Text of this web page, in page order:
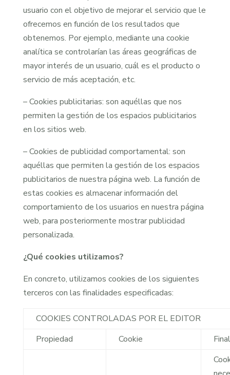
usuario con el objetivo de mejorar el servicio que le
ofrecemos en función de los resultados que
obtenemos. Por ejemplo, mediante una cookie
analítica se controlarían las áreas geográficas de
mayor interés de un usuario, cuál es el producto o
servicio de más aceptación, etc.
– Cookies publicitarias: son aquéllas que nos
permiten la gestión de los espacios publicitarios
en los sitios web.
– Cookies de publicidad comportamental: son
aquéllas que permiten la gestión de los espacios
publicitarios de nuestra página web. La función de
estas cookies es almacenar información del
comportamiento de los usuarios en nuestra página
web, para posteriormente mostrar publicidad
personalizada.
¿Qué cookies utilizamos?
En concreto, utilizamos cookies de los siguientes
terceros con las finalidades especificadas:
COOKIES CONTROLADAS POR EL EDITOR
Propiedad
Cookie